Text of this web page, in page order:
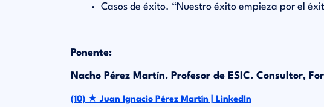
Casos de éxito. “Nuestro éxito empieza por el
Ponente:
Nacho Pérez Martín. Profesor de ESIC. Consultor,
(10) ★ Juan Ignacio Pérez Martín | LinkedIn